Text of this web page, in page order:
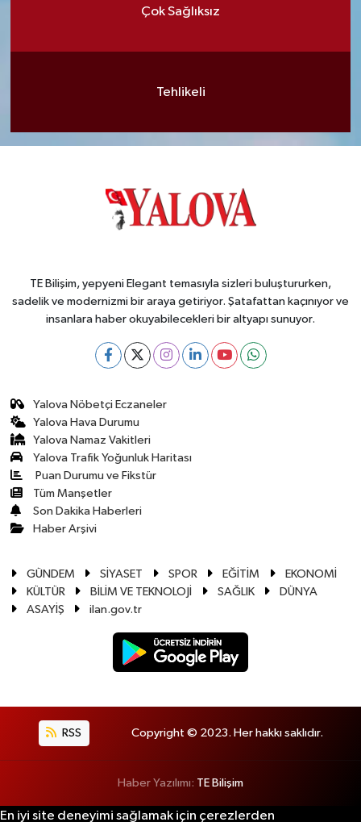
Çok Sağlıksız
Tehlikeli
TE Bilişim, yepyeni Elegant temasıyla sizleri buluştururken,
sadelik ve modernizmi bir araya getiriyor. Şatafattan kaçınıyor ve
insanlara haber okuyabilecekleri bir altyapı sunuyor.
Yalova Nöbetçi Eczaneler
Yalova Hava Durumu
Yalova Namaz Vakitleri
Yalova Trafik Yoğunluk Haritası
Puan Durumu ve Fikstür
Tüm Manşetler
Son Dakika Haberleri
Haber Arşivi
GÜNDEM SİYASET SPOR EĞİTİM
EKONOMİ
KÜLTÜR
BİLİM VE TEKNOLOJİ SAĞLIK
DÜNYA
ASAYİŞ
ilan.gov.tr
RSS Copyright © 2023. Her hakkı saklıdır.
Haber Yazılımı: TE Bilişim
En iyi site deneyimi sağlamak için çerezlerden